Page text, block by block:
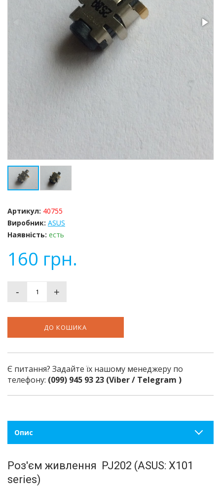
Артикул: 40755
Виробник: ASUS
Наявність: есть
160 грн.
- +
ДО КОШИКА
Є питання? Задайте їх нашому менеджеру по
телефону: (099) 945 93 23 (Viber / Telegram )
Опис
Роз'єм живлення PJ202 (ASUS: X101
series)